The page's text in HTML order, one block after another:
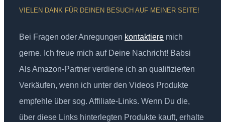
VIELEN DANK FÜR DEINEN BESUCH AUF MEINER SEITE!
Bei Fragen oder Anregungen kontaktiere mich
gerne. Ich freue mich auf Deine Nachricht! Babsi
Als Amazon-Partner verdiene ich an qualifizierten
Verkäufen, wenn ich unter den Videos Produkte
empfehle über sog. Affiliate-Links. Wenn Du die,
über diese Links hinterlegten Produkte kauft, erhalte